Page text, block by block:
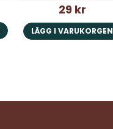
29 kr
LÄGG I VARUKORGEN